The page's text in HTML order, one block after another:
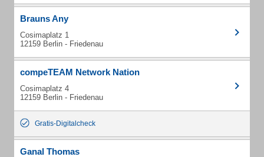
Brauns Any
Cosimaplatz 1
12159 Berlin - Friedenau
compeTEAM Network Nation
Cosimaplatz 4
12159 Berlin - Friedenau
Gratis-Digitalcheck
Ganal Thomas